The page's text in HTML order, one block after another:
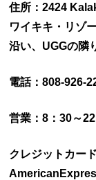
住所：2424
ワイキキ・リゾ
沿い、UGGの隣
電話：808-926-
営業：8：30～
クレジットカー